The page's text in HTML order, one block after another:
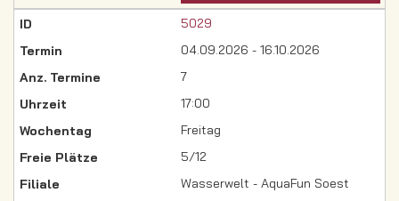
5029
04.09.2026 - 16.10.2026
7
17:00
Freitag
5/12
Wasserwelt - AquaFun Soest